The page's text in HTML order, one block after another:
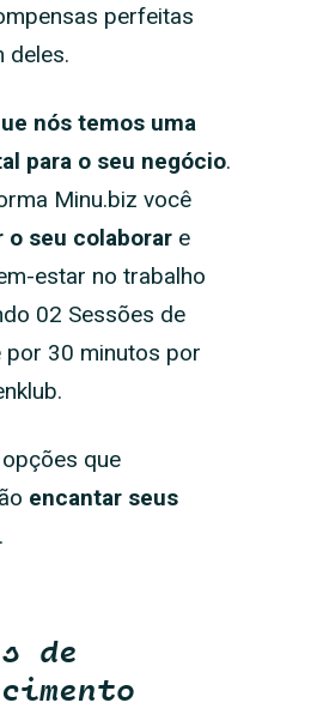
perfeitas
deles.
nós temos uma
para o seu negócio.
Minu.biz você
o seu colaborare
estar no trabalho
02 Sessões de
por 30 minutos por
que
encantar seus
de